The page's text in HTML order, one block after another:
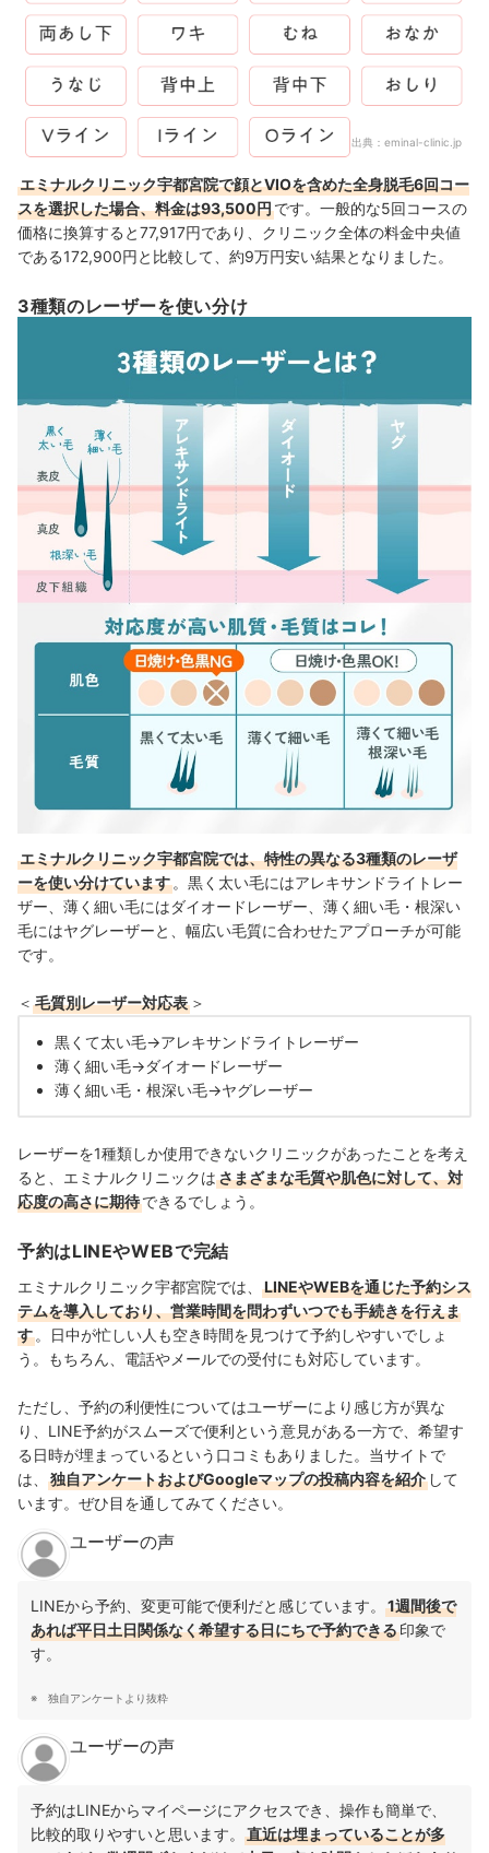
出典： eminal-clinic.jp
エミナルクリニック宇都宮院で顔とVIOを含めた全身脱毛6回コー
スを選択した場合、料金は93,500円です。一般的な5回コースの
価格に換算すると77,917円であり、クリニック全体の料金中央値
である172,900円と比較して、約9万円安い結果となりました。
3種類のレーザーを使い分け
エミナルクリニック宇都宮院では、特性の異なる3種類のレーザ
ーを使い分けています 。黒く太い毛にはアレキサンドライトレー
ザー、薄く細い毛にはダイオードレーザー、薄く細い毛・根深い
毛にはヤグレーザーと、幅広い毛質に合わせたアプローチが可能
です。
＜ 毛質別レーザー対応表 ＞
黒くて太い毛→アレキサンドライトレーザー
薄く細い毛→ダイオードレーザー
薄く細い毛・根深い毛→ヤグレーザー
レーザーを1種類しか使用できないクリニックがあったことを考え
ると、エミナルクリニックはさまざまな毛質や肌色に対して、対
応度の高さに期待できるでしょう。
予約はLINEやWEBで完結
エミナルクリニック宇都宮院では、
LINEやWEBを通じた予約シス
テムを導入しており、営業時間を問わずいつでも手続きを行えま
す 。日中が忙しい人も空き時間を見つけて予約しやすいでしょ
う。もちろん、電話やメールでの受付にも対応しています。
ただし、予約の利便性についてはユーザーにより感じ方が異な
り、LINE予約がスムーズで便利という意見がある一方で、希望す
る日時が埋まっているという口コミもありました。当サイトで
は、
独自アンケートおよびGoogleマップの投稿内容を紹介 して
います。ぜひ目を通してみてください。
ユーザーの声
LINEから予約、変更可能で便利だと感じています。
1週間後で
あれば平日土日関係なく希望する日にちで予約できる印象で
す。
独自アンケートより抜粋
ユーザーの声
予約はLINEからマイページにアクセスでき、操作も簡単で、
比較的取りやすいと思います。
直近は埋まっていることが多